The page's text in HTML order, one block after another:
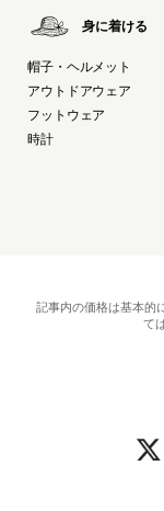
身に着ける
帽子・ヘルメット
アウトドアウェア
フットウェア
時計
記事内の価格は基本的
て